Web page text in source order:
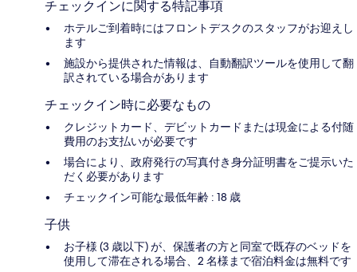
チェックインに関する特記事項
ホテルご到着時にはフロントデスクのスタッフがお迎えし
ます
施設から提供された情報は、自動翻訳ツールを使用して翻
訳されている場合があります
チェックイン時に必要なもの
クレジットカード、デビットカードまたは現金による付随
費用のお支払いが必要です
場合により、政府発行の写真付き身分証明書をご提示いた
だく必要があります
チェックイン可能な最低年齢 : 18 歳
子供
お子様 (3 歳以下) が、保護者の方と同室で既存のベッドを
使用して滞在される場合、2 名様まで宿泊料金は無料です